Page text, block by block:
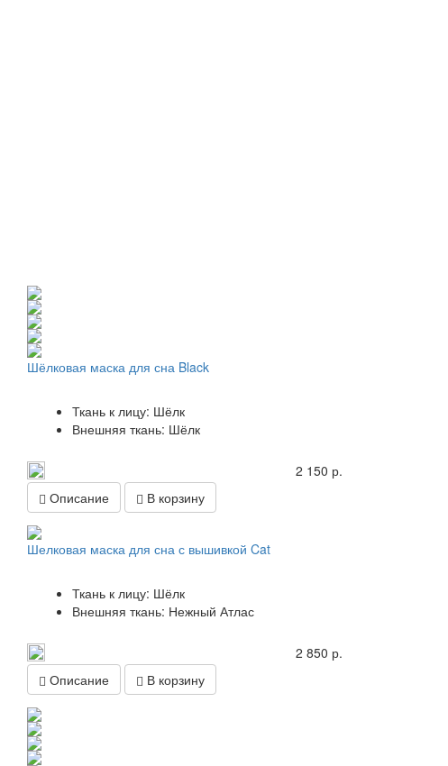
Шёлковая маска для сна Black
Ткань к лицу: Шёлк
Внешняя ткань: Шёлк
2 150 р.
Описание
В корзину
Шелковая маска для сна с вышивкой Cat
Ткань к лицу: Шёлк
Внешняя ткань: Нежный Атлас
2 850 р.
Описание
В корзину